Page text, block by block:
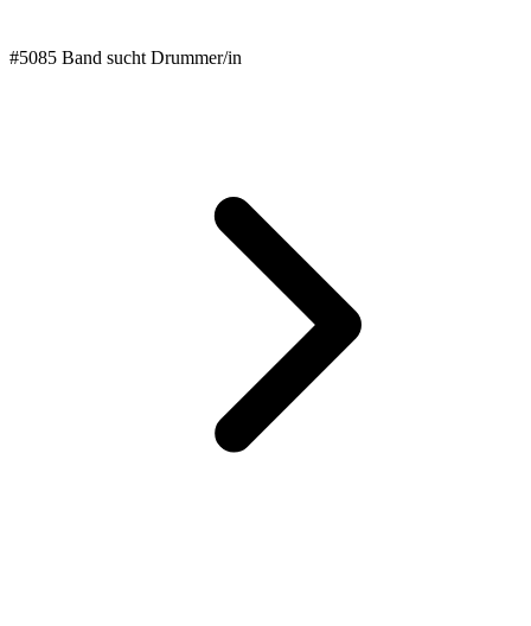
#5085 Band sucht Drummer/in